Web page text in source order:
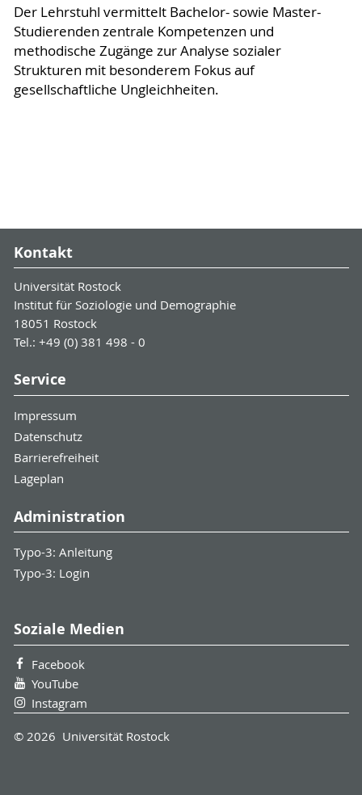
Der Lehrstuhl vermittelt Bachelor- sowie Master-
Studierenden zentrale Kompetenzen und
methodische Zugänge zur Analyse sozialer
Strukturen mit besonderem Fokus auf
gesellschaftliche Ungleichheiten.
Kontakt
Universität Rostock
Institut für Soziologie und Demographie
18051 Rostock
Tel.: +49 (0) 381 498 - 0
Service
Impressum
Datenschutz
Barrierefreiheit
Lageplan
Administration
Typo-3: Anleitung
Typo-3: Login
Soziale Medien
Facebook
YouTube
Instagram
© 2026 Universität Rostock